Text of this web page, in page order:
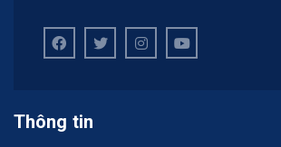
Thông tin